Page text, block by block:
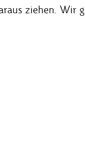
ziehen. Wir